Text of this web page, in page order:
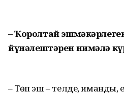
– Ҡоролтай
йүнәлештәрен нимәлә
– Төп эш – телде, иманды,